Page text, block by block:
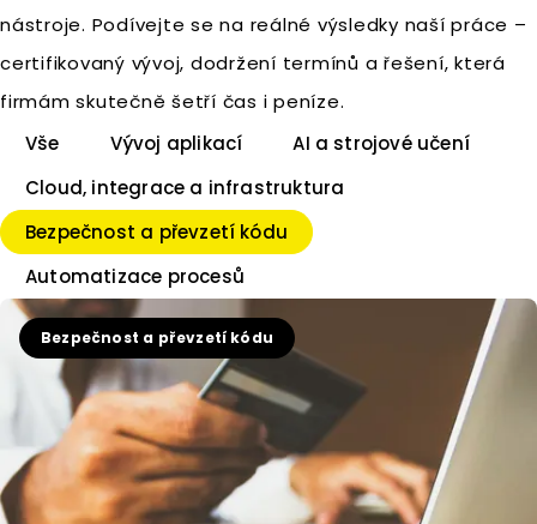
nástroje. Podívejte se na reálné výsledky naší práce –
certifikovaný vývoj, dodržení termínů a řešení, která
firmám skutečně šetří čas i peníze.
Vše
Vývoj aplikací
AI a strojové učení
Cloud, integrace a infrastruktura
Bezpečnost a převzetí kódu
Automatizace procesů
Bezpečnost a převzetí kódu